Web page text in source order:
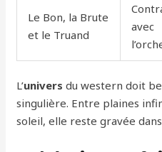
Le Bon, la Brute
et le Truand
avec
L’univers du western doit
singulière. Entre plaines
soleil, elle reste gravée